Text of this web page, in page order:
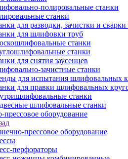
полировальные станки
станки
для разводки, зачистки и сварки
для шлифовки труб
станки
станки
для снятия заусенцев
зачистные станки
для испытания шлифовальных
для правки шлифовальных
станки
шлифовальные станки
прессовое оборудование
прессовое оборудование
перфораторы